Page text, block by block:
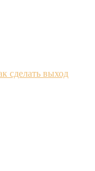
сделать выход